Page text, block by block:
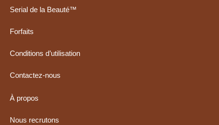
Serial de la Beauté™
Forfaits
Conditions d’utilisation
Contactez-nous
À propos
Nous recrutons